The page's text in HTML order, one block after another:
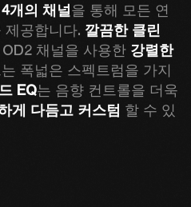
4개의 채널을 통해 모든 연
제공합니다. 깔끔한 클린
채널을 사용한 강렬한
폭넓은 스펙트럼을 가지
EQ는 음향 컨트롤을 더욱
게 다듬고 커스텀 할 수 있